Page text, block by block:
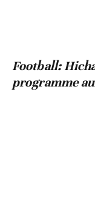
Football:
programme